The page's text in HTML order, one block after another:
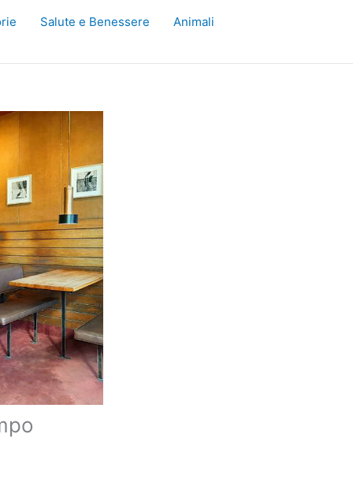
Salute e Benessere
Animali